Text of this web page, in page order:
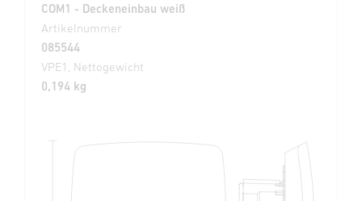
COM1 - Deckeneinbau weiß
Artikelnummer
085544
VPE1, Nettogewicht
0,194 kg